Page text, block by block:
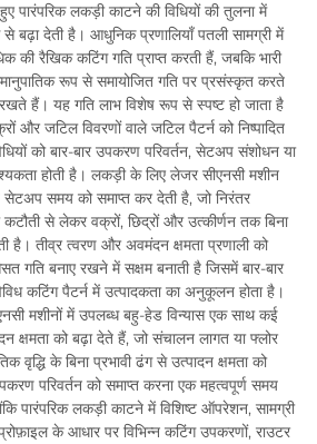
पारंपरिक लकड़ी काटने की विधियों की तुलना में
बढ़ा देती है। आधुनिक प्रणालियाँ पतली सामग्री में
की रैखिक कटिंग गति प्राप्त करती हैं, जबकि भारी
रूप से समायोजित गति पर प्रसंस्कृत करते
हैं। यह गति लाभ विशेष रूप से स्पष्ट हो जाता है
और जटिल विवरणों वाले जटिल पैटर्न को निष्पादित
को बार-बार उपकरण परिवर्तन, सेटअप संशोधन या
होती है। लकड़ी के लिए लेजर सीएनसी मशीन
समय को समाप्त कर देती है, जो निरंतर
से लेकर वक्रों, छिद्रों और उत्कीर्णन तक बिना
तीव्र त्वरण और अवमंदन क्षमता प्रणाली को
गति बनाए रखने में सक्षम बनाती है जिसमें बार-बार
कटिंग पैटर्न में उत्पादकता का अनुकूलन होता है।
मशीनों में उपलब्ध बहु-हेड विन्यास एक साथ कई
क्षमता को बढ़ा देते हैं, जो संचालन लागत या फ्लोर
के बिना प्रभावी ढंग से उत्पादन क्षमता को
परिवर्तन को समाप्त करना एक महत्वपूर्ण समय
पारंपरिक लकड़ी काटने में विशिष्ट ऑपरेशन, सामग्री
के आधार पर विभिन्न कटिंग उपकरणों, राउटर